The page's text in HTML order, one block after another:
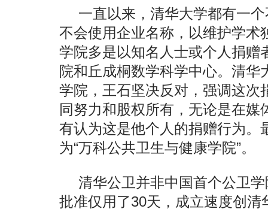
一直以来，清华大学都有一
不会使用企业名称，以维护学术
学院多是以知名人士或个人捐赠
院和丘成桐数学科学中心。清华
学院，王石坚决反对，强调这次
同努力和股权所有，无论是在
有认为这是他个人的捐赠行为。
为“万科公共卫生与健康学院”。
清华公卫并非中国首个公卫
批准仅用了30天，成立速度创